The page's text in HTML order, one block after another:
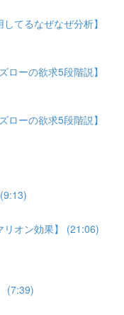
てるなぜなぜ分析】
ローの欲求5段階説】
ローの欲求5段階説】
リオン効果】 (21:06)
(7:39)